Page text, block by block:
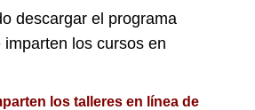
descargar el programa
imparten los cursos en
los talleres en línea de